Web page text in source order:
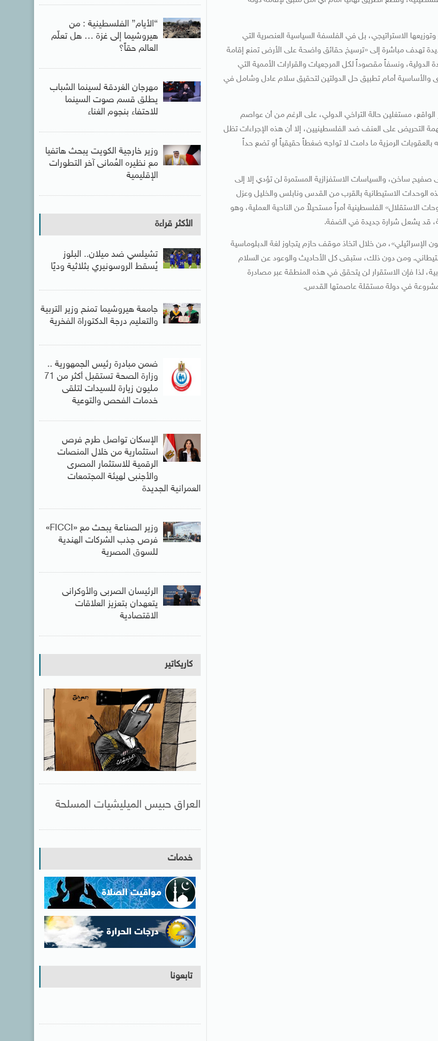
الاستراتيجي، بل في الفلسفة السياسية العنصرية التي
تهدف مباشرة إلى «ترسيخ حقائق واضحة على الأرض تمنع إقامة
الدولية، ونسفاً مقصوداً لكل المرجعيات والقرارات الأممية التي
والأساسية أمام تطبيق حل الدولتين لتحقيق سلام عادل وشامل في
مستغلين حالة التراخي الدولي، على الرغم من أن عواصم
التحريض على العنف ضد الفلسطينيين، إلا أن هذه الإجراءات تظل
بالعقوبات الرمزية ما دامت لا تواجه ضغطاً حقيقياً أو تضع حداً
ساخن، والسياسات الاستفزازية المستمرة لن تؤدي إلا إلى
الوحدات الاستيطانية بالقرب من القدس ونابلس والخليل وعزل
الاستقلال» الفلسطينية أمراً مستحيلاً من الناحية العملية، وهو
قد يشعل شرارة جديدة في الضفة.
الإسرائيلي»، من خلال اتخاذ موقف حازم يتجاوز لغة الدبلوماسية
ومن دون ذلك، ستبقى كل الأحاديث والوعود عن السلام
لذا فإن الاستقرار لن يتحقق في هذه المنطقة عبر مصادرة
في دولة مستقلة عاصمتها القدس.
“الأيام” الفلسطينية : من
هيروشيما إلى غزة … هل تعلّم
العالم حقاً؟
مهرجان الغردقة لسينما الشباب
يطلق قسم صوت السينما
للاحتفاء بنجوم الغناء
وزير خارجية الكويت يبحث هاتفيا
مع نظيره العُمانى آخر التطورات
الإقليمية
الأكثر قراءة
تشيلسي ضد ميلان.. البلوز
يُسقط الروسونيري بثلاثية وديًا
جامعة هيروشيما تمنح وزير التربية
والتعليم درجة الدكتوراة الفخرية
ضمن مبادرة رئيس الجمهورية ..
وزارة الصحة تستقبل أكثر من 71
مليون زيارة للسيدات لتلقى
خدمات الفحص والتوعية
الإسكان تواصل طرح فرص
استثمارية من خلال المنصات
الرقمية للاستثمار المصرى
والأجنبى لهيئة المجتمعات
العمرانية الجديدة
وزير الصناعة يبحث مع «FICCI»
فرص جذب الشركات الهندية
للسوق المصرية
الرئيسان الصربى والأوكرانى
يتعهدان بتعزيز العلاقات
الاقتصادية
كاريكاتير
العراق حبيس الميليشيات المسلحة
خدمات
تابعونا